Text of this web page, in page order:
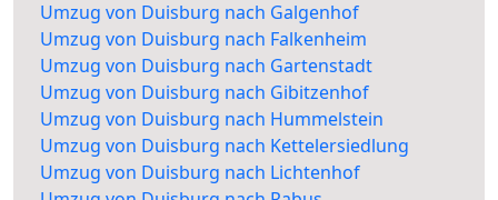
Umzug von Duisburg nach Galgenhof
Umzug von Duisburg nach Falkenheim
Umzug von Duisburg nach Gartenstadt
Umzug von Duisburg nach Gibitzenhof
Umzug von Duisburg nach Hummelstein
Umzug von Duisburg nach Kettelersiedlung
Umzug von Duisburg nach Lichtenhof